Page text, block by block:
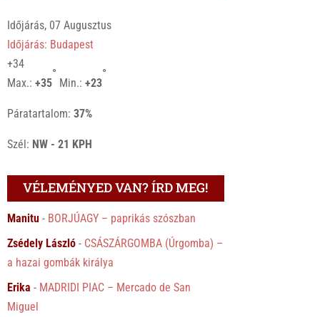
Időjárás, 07 Augusztus
Időjárás: Budapest
+34
Max.:+35
°
Min.:+23
°
Páratartalom:37%
Szél: NW - 21 KPH
VÉLEMÉNYED VAN? ÍRD MEG!
Manitu - BORJÚAGY – paprikás szószban
Zsédely László - CSÁSZÁRGOMBA (Úrgomba) –
a hazai gombák királya
Erika - MADRIDI PIAC – Mercado de San
Miguel